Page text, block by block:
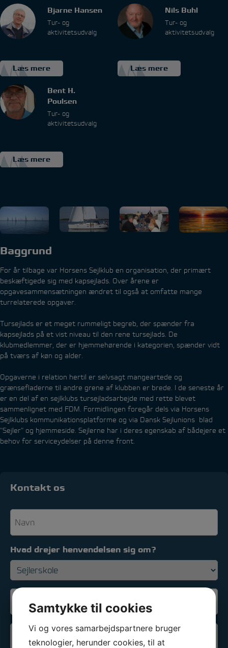
Bjarne Hansen
Tur- og
aktivitetsudvalg
Læs mere
Nils Buhl
Tur- og
aktivitetsudvalg
Læs mere
Bent H.
Poulsen
Tur- og
aktivitetsudvalg
Læs mere
Baggrund
For år tilbage var Horsens Sejlklub en organisation, der primært
beskæftigede sig med kapsejlads. Over årene er
opgavesammensætningen ændret til også at omfatte mange
turrelaterede opgaver.
Tursejlads er et meget rummeligt begreb, der spænder fra
kapsejlads på et vist niveau til den rene tursejlads. De
klubmedlemmer, der er hjemmehørende i kategorien, spænder vidt
på tværs af køn og alder.
Opgaverne i relation hertil er selvsagt mangeartede og
grænsefladerne til andre grene af klubben er brede. I de seneste år
er en del af en sejlklubs tursejladsarbejde med rette blevet
sammenlignet med FDM. Formidlingen foregår dels via Horsens
Sejlklubs kommunikationsplatforme og via Dansk Sejlunions blad
”Sejler” og hjemmeside. Sejlerne har i deres egenskab af bådejere et
behov for serviceydelser på denne front.
Kontakt os
Hvad drejer henvendelsen sig om?
Email
Telefon
Samtykke til cookies
Vi og vores samarbejdspartnere bruger
teknologier, herunder cookies, til at